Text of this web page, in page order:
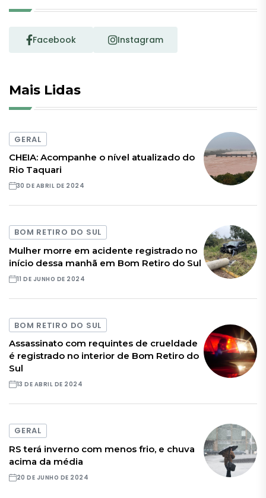
Facebook Instagram
Mais Lidas
GERAL
CHEIA: Acompanhe o nível atualizado do
Rio Taquari
30 DE ABRIL DE 2024
BOM RETIRO DO SUL
Mulher morre em acidente registrado no
início dessa manhã em Bom Retiro do Sul
11 DE JUNHO DE 2024
BOM RETIRO DO SUL
Assassinato com requintes de crueldade
é registrado no interior de Bom Retiro do
Sul
13 DE ABRIL DE 2024
GERAL
RS terá inverno com menos frio, e chuva
acima da média
20 DE JUNHO DE 2024